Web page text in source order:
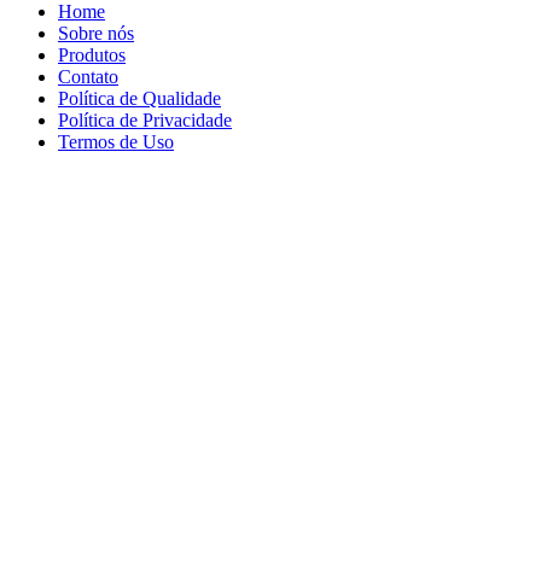
Home
Sobre nós
Produtos
Contato
Política de Qualidade
Política de Privacidade
Termos de Uso